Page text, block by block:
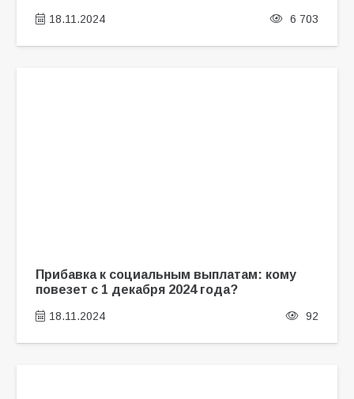
18.11.2024 6 703
Прибавка к социальным выплатам: кому
повезет с 1 декабря 2024 года?
18.11.2024 92